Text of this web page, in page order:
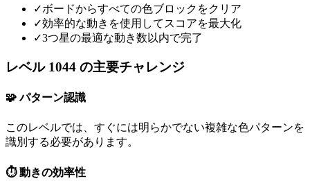
✓ボードからすべての色ブロックをクリア
✓効率的な動きを使用してスコアを最大化
✓3つ星の最適な動き数以内で完了
レベル 1044 の主要チャレンジ
🧩 パターン認識
このレベルでは、すぐには明らかでない複雑な色パターンを
識別する必要があります。
⏱️ 動きの効率性